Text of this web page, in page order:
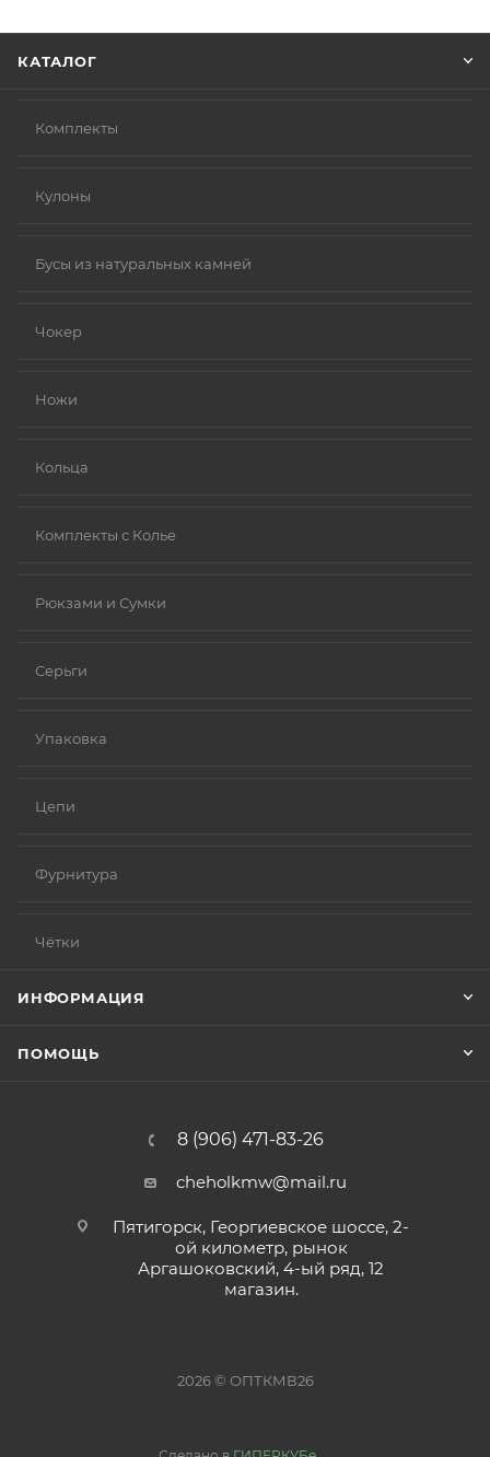
КАТАЛОГ
Комплекты
Кулоны
Бусы из натуральных камней
Чокер
Ножи
Кольца
Комплекты с Колье
Рюкзами и Сумки
Серьги
Упаковка
Цепи
Фурнитура
Чётки
ИНФОРМАЦИЯ
ПОМОЩЬ
8 (906) 471-83-26
cheholkmw@mail.ru
Пятигорск, Георгиевское шоссе, 2-
ой километр, рынок
Аргашоковский, 4-ый ряд, 12
магазин.
2026 © ОПТКМВ26